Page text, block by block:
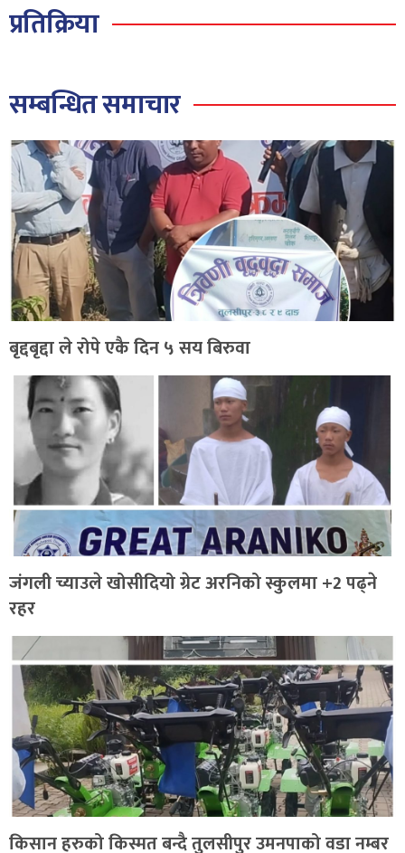
प्रतिक्रिया
सम्बन्धित समाचार
बृद्दबृद्दा ले रोपे एकै दिन ५ सय बिरुवा
जंगली च्याउले खोसीदियो ग्रेट अरनिको स्कुलमा +2 पढ्ने
रहर
किसान हरुको किस्मत बन्दै तुलसीपुर उमनपाको वडा नम्बर